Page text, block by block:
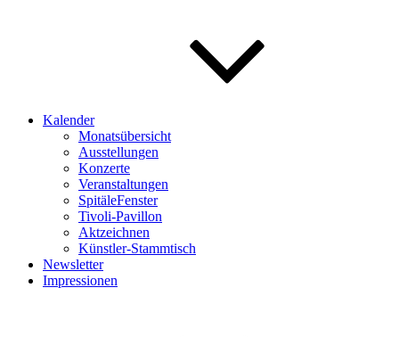
Kalender
Monatsübersicht
Ausstellungen
Konzerte
Veranstaltungen
SpitäleFenster
Tivoli-Pavillon
Aktzeichnen
Künstler-Stammtisch
Newsletter
Impressionen